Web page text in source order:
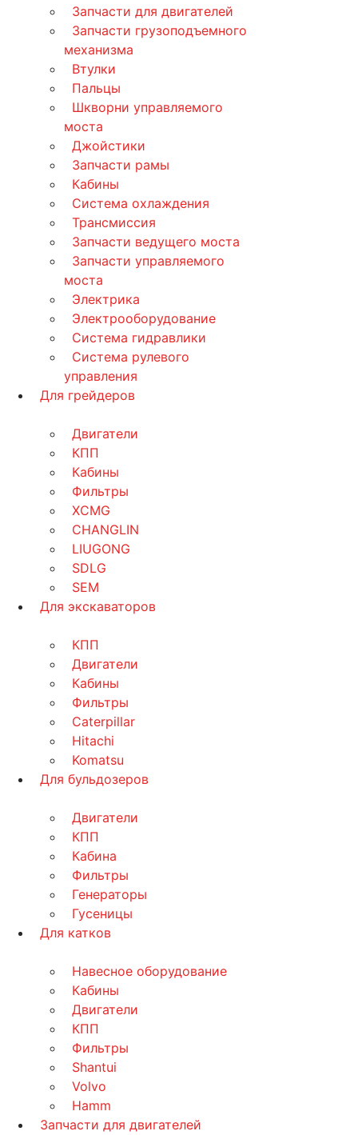
Запчасти для двигателей
Запчасти грузоподъемного
механизма
Втулки
Пальцы
Шкворни управляемого
моста
Джойстики
Запчасти рамы
Кабины
Система охлаждения
Трансмиссия
Запчасти ведущего моста
Запчасти управляемого
моста
Электрика
Электрооборудование
Система гидравлики
Система рулевого
управления
Для грейдеров
Двигатели
КПП
Кабины
Фильтры
XCMG
CHANGLIN
LIUGONG
SDLG
SEM
Для экскаваторов
КПП
Двигатели
Кабины
Фильтры
Caterpillar
Hitachi
Komatsu
Для бульдозеров
Двигатели
КПП
Кабина
Фильтры
Генераторы
Гусеницы
Для катков
Навесное оборудование
Кабины
Двигатели
КПП
Фильтры
Shantui
Volvo
Hamm
Запчасти для двигателей